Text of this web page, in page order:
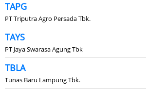
TAPG
PT Triputra Agro Persada Tbk.
TAYS
PT Jaya Swarasa Agung Tbk
TBLA
Tunas Baru Lampung Tbk.